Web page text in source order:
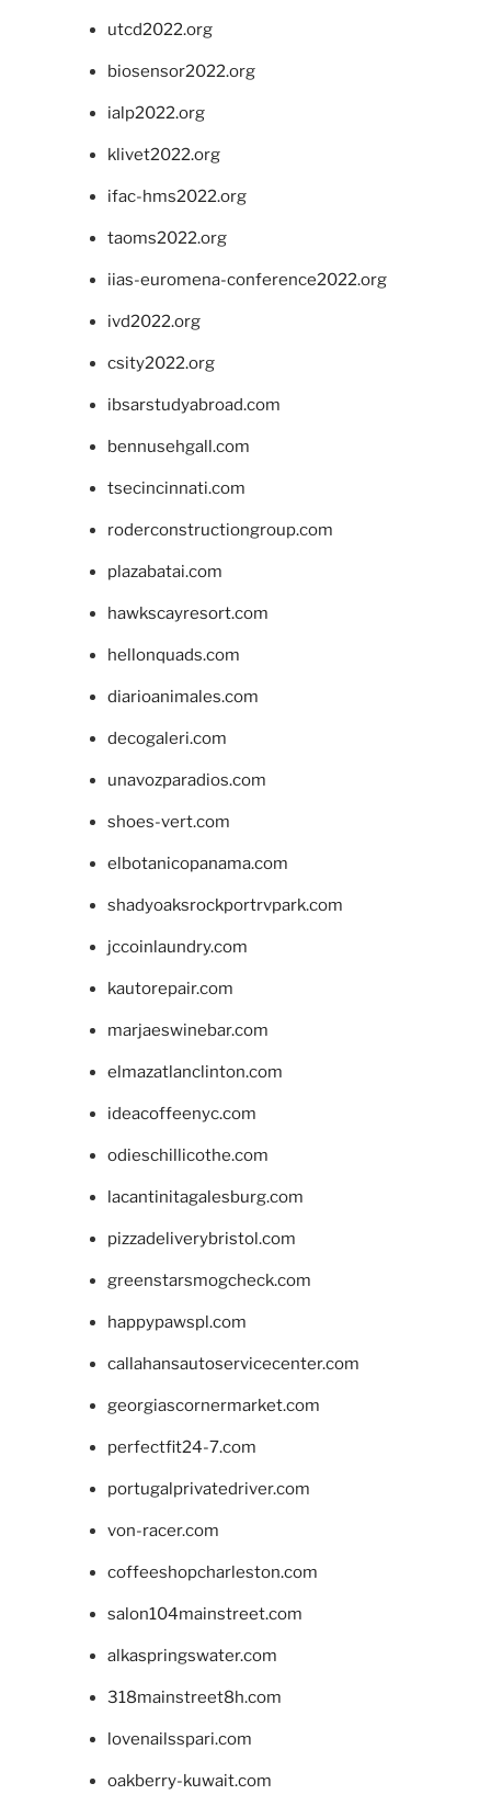
utcd2022.org
biosensor2022.org
ialp2022.org
klivet2022.org
ifac-hms2022.org
taoms2022.org
iias-euromena-conference2022.org
ivd2022.org
csity2022.org
ibsarstudyabroad.com
bennusehgall.com
tsecincinnati.com
roderconstructiongroup.com
plazabatai.com
hawkscayresort.com
hellonquads.com
diarioanimales.com
decogaleri.com
unavozparadios.com
shoes-vert.com
elbotanicopanama.com
shadyoaksrockportrvpark.com
jccoinlaundry.com
kautorepair.com
marjaeswinebar.com
elmazatlanclinton.com
ideacoffeenyc.com
odieschillicothe.com
lacantinitagalesburg.com
pizzadeliverybristol.com
greenstarsmogcheck.com
happypawspl.com
callahansautoservicecenter.com
georgiascornermarket.com
perfectfit24-7.com
portugalprivatedriver.com
von-racer.com
coffeeshopcharleston.com
salon104mainstreet.com
alkaspringswater.com
318mainstreet8h.com
lovenailsspari.com
oakberry-kuwait.com